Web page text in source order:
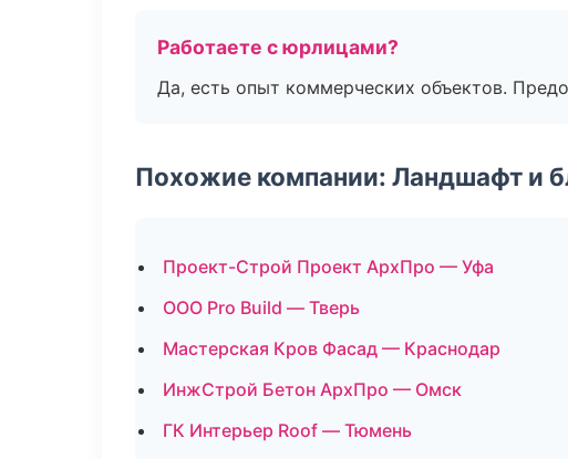
Работаете с юрлицами?
Да, есть опыт коммерческих объектов.
Похожие компании: Ландшафт и
Проект-Строй Проект АрхПро — Уфа
ООО Pro Build — Тверь
Мастерская Кров Фасад — Краснодар
ИнжСтрой Бетон АрхПро — Омск
ГК Интерьер Roof — Тюмень